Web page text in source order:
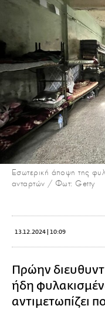
Εσωτερική άποψη της
ανταρτών / Φωτ: Getty
13.12.2024 | 10:09
Πρώην
ήδη
αντιμετωπίζει